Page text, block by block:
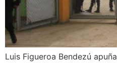
Luis Figueroa Bendezú